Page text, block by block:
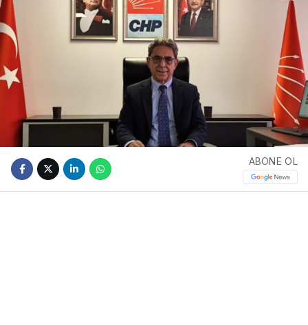
ABONE OL